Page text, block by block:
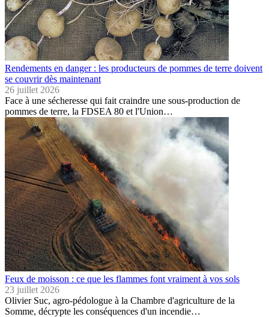
Rendements en danger : les producteurs de pommes de terre doivent
se couvrir dès maintenant
26 juillet 2026
Face à une sécheresse qui fait craindre une sous-production de
pommes de terre, la FDSEA 80 et l'Union…
Feux de moisson : ce que les flammes font vraiment à vos sols
23 juillet 2026
Olivier Suc, agro-pédologue à la Chambre d'agriculture de la
Somme, décrypte les conséquences d'un incendie…